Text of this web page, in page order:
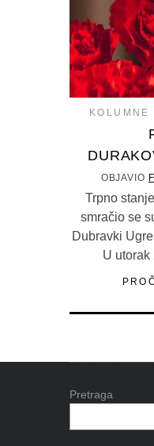
KOLUMNE
OBJAVIO
Trpno
smračio se
Dubravki
U
Pretraga